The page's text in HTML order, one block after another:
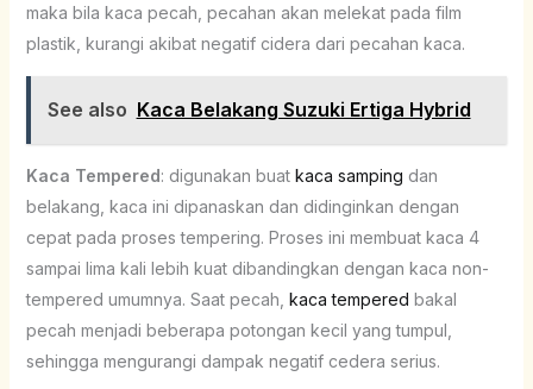
maka bila kaca pecah, pecahan akan melekat pada film
plastik, kurangi akibat negatif cidera dari pecahan kaca.
See also Kaca Belakang Suzuki Ertiga Hybrid
Kaca Tempered: digunakan buat kaca samping dan
belakang, kaca ini dipanaskan dan didinginkan dengan
cepat pada proses tempering. Proses ini membuat kaca 4
sampai lima kali lebih kuat dibandingkan dengan kaca non-
tempered umumnya. Saat pecah, kaca tempered bakal
pecah menjadi beberapa potongan kecil yang tumpul,
sehingga mengurangi dampak negatif cedera serius.